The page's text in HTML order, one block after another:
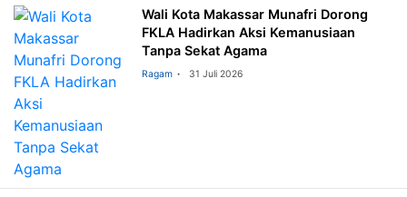
Wali Kota Makassar Munafri Dorong
FKLA Hadirkan Aksi Kemanusiaan
Tanpa Sekat Agama
Ragam 31 Juli 2026